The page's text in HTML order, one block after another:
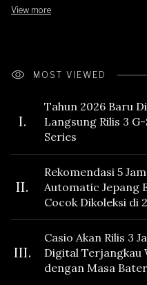
View more
MOST VIEWED
I.
Tahun 2026 Baru
Langsung Rilis 3
Series
II.
Rekomendasi 5
Automatic Jepang
Cocok Dikoleksi di
III.
Casio Akan Rilis 3
Digital Terjangkau
dengan Masa